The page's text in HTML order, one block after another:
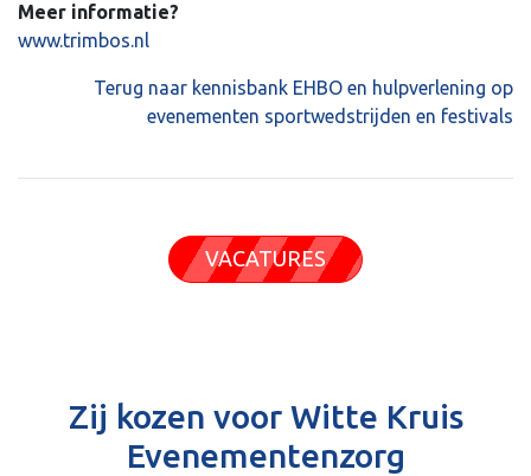
Meer informatie?
www.trimbos.nl
Terug naar kennisbank EHBO en hulpverlening op
evenementen sportwedstrijden en festivals
VACATURES
Zij kozen voor Witte Kruis
Evenementenzorg